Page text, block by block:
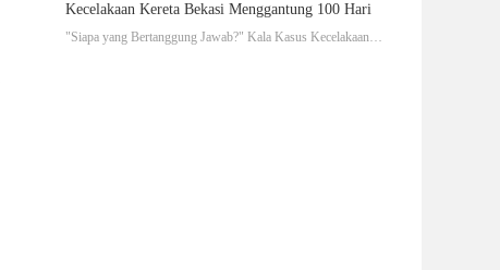
Kecelakaan Kereta Bekasi Menggantung 100 Hari
"Siapa yang Bertanggung Jawab?" Kala Kasus Kecelakaan